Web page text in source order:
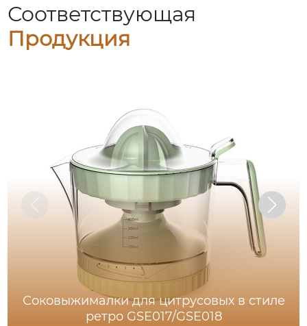
Соответствующая
Продукция
Соковыжималки для цитрусовых в стиле
ретро GSE017/GSE018